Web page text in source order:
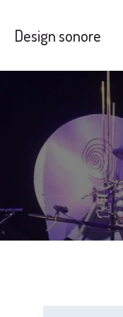
Design sonore